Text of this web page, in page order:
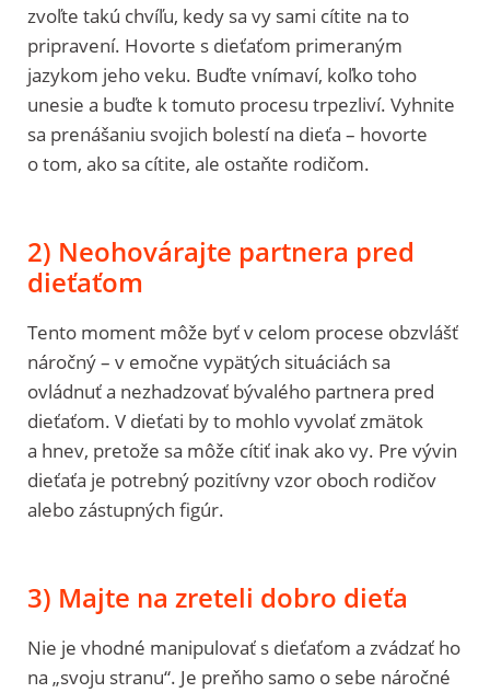
zvoľte takú chvíľu, kedy sa vy sami cítite na to
pripravení. Hovorte s dieťaťom primeraným
jazykom jeho veku. Buďte vnímaví, koľko toho
unesie a buďte k tomuto procesu trpezliví. Vyhnite
sa prenášaniu svojich bolestí na dieťa – hovorte
o tom, ako sa cítite, ale ostaňte rodičom.
2) Neohovárajte partnera pred
dieťaťom
Tento moment môže byť v celom procese obzvlášť
náročný – v emočne vypätých situáciách sa
ovládnuť a nezhadzovať bývalého partnera pred
dieťaťom. V dieťati by to mohlo vyvolať zmätok
a hnev, pretože sa môže cítiť inak ako vy. Pre vývin
dieťaťa je potrebný pozitívny vzor oboch rodičov
alebo zástupných figúr.
3) Majte na zreteli dobro dieťa
Nie je vhodné manipulovať s dieťaťom a zvádzať ho
na „svoju stranu“. Je preňho samo o sebe náročné